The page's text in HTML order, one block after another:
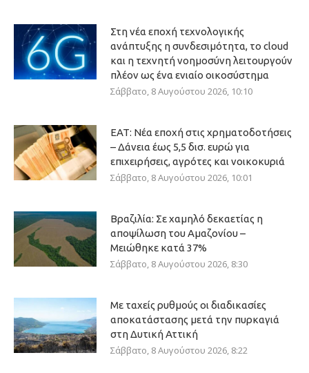
Στη νέα εποχή τεχνολογικής
ανάπτυξης η συνδεσιμότητα, το cloud
και η τεχνητή νοημοσύνη λειτουργούν
πλέον ως ένα ενιαίο οικοσύστημα
Σάββατο, 8 Αυγούστου 2026, 10:10
ΕΑΤ: Νέα εποχή στις χρηματοδοτήσεις
– Δάνεια έως 5,5 δισ. ευρώ για
επιχειρήσεις, αγρότες και νοικοκυριά
Σάββατο, 8 Αυγούστου 2026, 10:01
Βραζιλία: Σε χαμηλό δεκαετίας η
αποψίλωση του Αμαζονίου –
Μειώθηκε κατά 37%
Σάββατο, 8 Αυγούστου 2026, 8:30
Με ταχείς ρυθμούς οι διαδικασίες
αποκατάστασης μετά την πυρκαγιά
στη Δυτική Αττική
Σάββατο, 8 Αυγούστου 2026, 8:22